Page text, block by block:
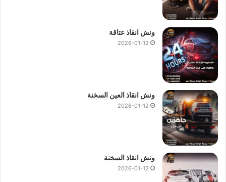
ونش انقاذ عتاقة
2026-01-12
ونش انقاذ العين السخنة
2026-01-12
ونش انقاذ السخنة
2026-01-12